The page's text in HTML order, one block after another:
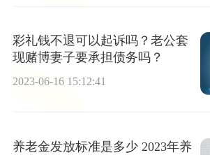
彩礼钱不退可以起诉吗？老公套
现赌博妻子要承担债务吗？
2023-06-16 15:12:41
养老金发放标准是多少 2023年养